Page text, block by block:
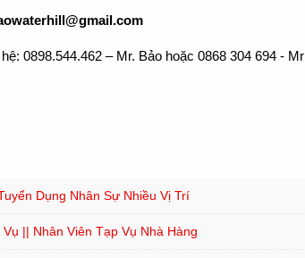
0898.544.462 – Mr. Bảo hoặc 0868 304 694 - Mr
Dụng Nhân Sự Nhiều Vị Trí
|| Nhân Viên Tạp Vụ Nhà Hàng